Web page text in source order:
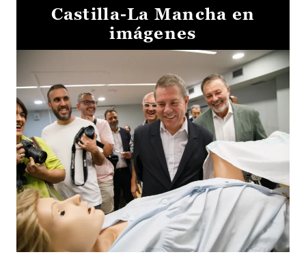
Castilla-La Mancha en
imágenes